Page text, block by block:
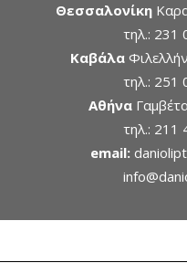
Θεσσαλονίκη
τηλ.: 231
Καβάλα
τηλ.: 251
Αθήνα
τηλ.: 211
email: